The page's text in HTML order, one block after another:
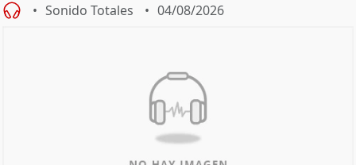
Sonido Totales 04/08/2026